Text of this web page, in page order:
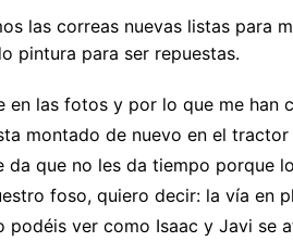
las correas nuevas listas para
pintura para ser repuestas.
en las fotos y por lo que me han
montado de nuevo en el
da que no les da tiempo porque
foso, quiero decir: la vía en
podéis ver como Isaac y Javi se